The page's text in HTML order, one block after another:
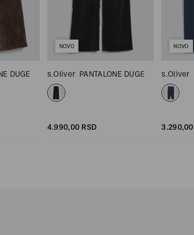
DUGE
NOVO
s.Oliver PANTALONE DUGE
4.990,00 RSD
NOVO
s.Oliver
3.290,00